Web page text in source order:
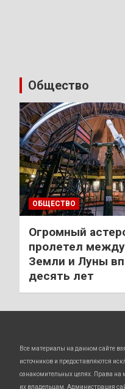
Общество
ОБЩЕСТВО
Огромный
пролетел
Земли и Луны
десять лет
Все материалы на данном сайте
источников и предоставляются
ознакомительных целях. Права
их владельцам. Администрация